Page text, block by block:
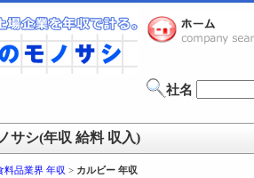
社名
サシ(年収 給料 収入)
料品業界 年収 > カルビー 年収